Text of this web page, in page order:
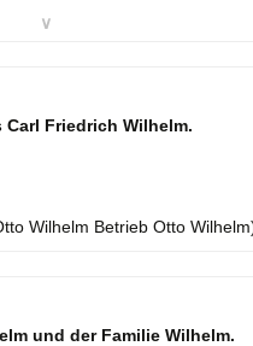
∨
Friedrich Wilhelm.
Wilhelm Betrieb Otto
und der Familie Wilhelm.